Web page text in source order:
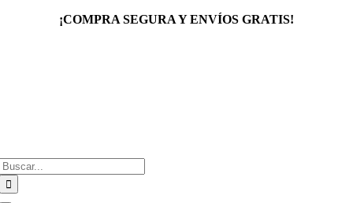
¡COMPRA SEGURA Y ENVÍOS GRATIS!